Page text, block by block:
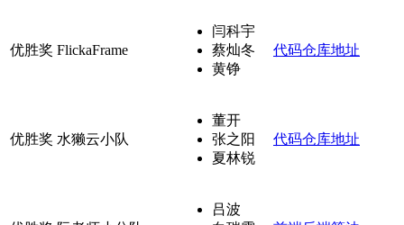
优胜奖 FlickaFrame
闫科宇
蔡灿冬
黄铮
代码仓库地址
优胜奖 水獭云小队
董开
张之阳
夏林锐
代码仓库地址
吕波